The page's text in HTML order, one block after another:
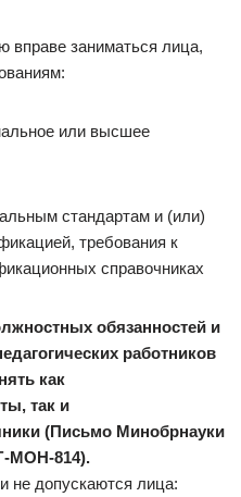
вправе заниматься лица,
или высшее
стандартам и (или)
требования к
справочниках
обязанностей и
работников
как
так и
(Письмо Минобрнауки
МОН-814).
не допускаются лица: